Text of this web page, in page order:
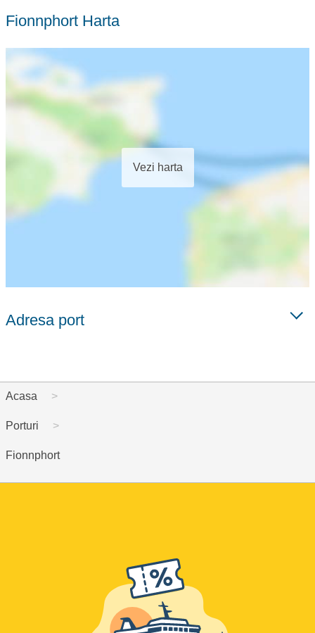
Fionnphort Harta
Vezi harta
Adresa port
Acasa
Porturi
Fionnphort